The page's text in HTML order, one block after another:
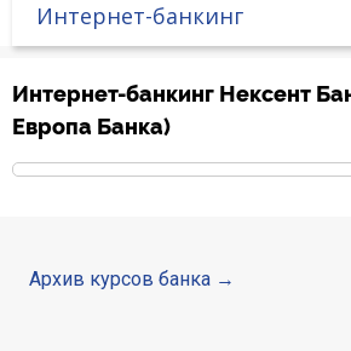
Банк в новостях
Интернет-банкинг
Интернет-банкинг Нексент
Европа Банка)
Архив курсов банка